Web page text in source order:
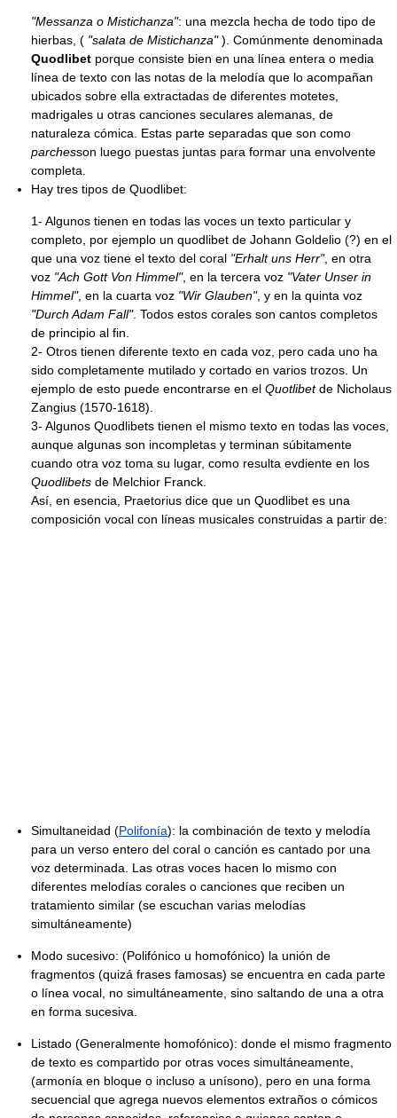
"Messanza o Mistichanza": una mezcla hecha de todo tipo de
hierbas, ( "salata de Mistichanza"). Comúnmente denominada
Quodlibet porque consiste bien en una línea entera o media
línea de texto con las notas de la melodía que lo acompañan
ubicados sobre ella extractadas de diferentes motetes,
madrigales u otras canciones seculares alemanas, de
naturaleza cómica. Estas parte separadas que son como
parchesson luego puestas juntas para formar una envolvente
completa.
Hay tres tipos de Quodlibet:
1- Algunos tienen en todas las voces un texto particular y
completo, por ejemplo un quodlibet de Johann Goldelio (?) en el
que una voz tiene el texto del coral "Erhalt uns Herr", en otra
voz "Ach Gott Von Himmel", en la tercera voz "Vater Unser in
Himmel", en la cuarta voz "Wir Glauben", y en la quinta voz
"Durch Adam Fall". Todos estos corales son cantos completos
de principio al fin.
2- Otros tienen diferente texto en cada voz, pero cada uno ha
sido completamente mutilado y cortado en varios trozos. Un
ejemplo de esto puede encontrarse en el Quotlibetde Nicholaus
Zangius (1570-1618).
3- Algunos Quodlibets tienen el mismo texto en todas las voces,
aunque algunas son incompletas y terminan súbitamente
cuando otra voz toma su lugar, como resulta evdiente en los
Quodlibets de Melchior Franck.
Así, en esencia, Praetorius dice que un Quodlibet es una
composición vocal con líneas musicales construidas a partir de:
Simultaneidad (Polifonía): la combinación de texto y melodía
para un verso entero del coral o canción es cantado por una
voz determinada. Las otras voces hacen lo mismo con
diferentes melodías corales o canciones que reciben un
tratamiento similar (se escuchan varias melodías
simultáneamente)
Modo sucesivo: (Polifónico u homofónico) la unión de
fragmentos (quizá frases famosas) se encuentra en cada parte
o línea vocal, no simultáneamente, sino saltando de una a otra
en forma sucesiva.
Listado (Generalmente homofónico): donde el mismo fragmento
de texto es compartido por otras voces simultáneamente,
(armonía en bloque o incluso a unísono), pero en una forma
secuencial que agrega nuevos elementos extraños o cómicos